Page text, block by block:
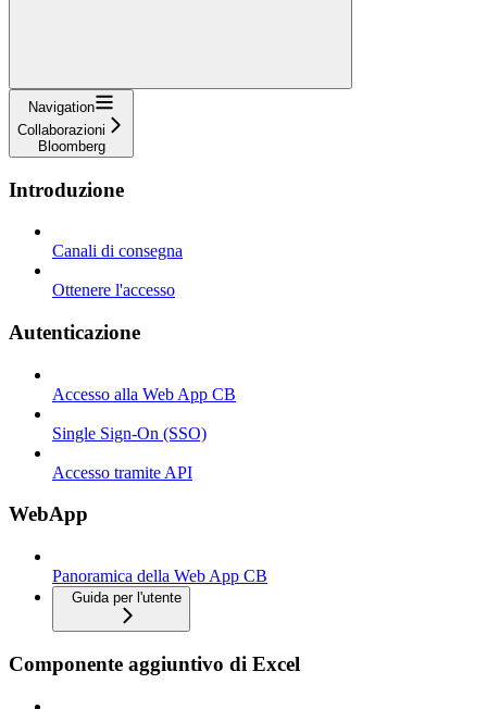
Navigation
Collaborazioni
Bloomberg
Introduzione
Canali di consegna
Ottenere l'accesso
Autenticazione
Accesso alla Web App CB
Single Sign-On (SSO)
Accesso tramite API
WebApp
Panoramica della Web App CB
Guida per l'utente
Componente aggiuntivo di Excel